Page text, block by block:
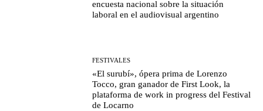
encuesta nacional sobre la situación
laboral en el audiovisual argentino
FESTIVALES
«El surubí», ópera prima de Lorenzo
Tocco, gran ganador de First Look, la
plataforma de work in progress del Festival
de Locarno